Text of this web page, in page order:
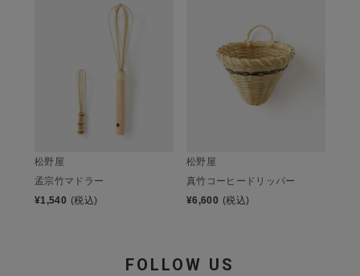
松野屋
孟宗竹マドラー
¥1,540 (税込)
松野屋
真竹コーヒードリッパー
¥6,600 (税込)
FOLLOW US